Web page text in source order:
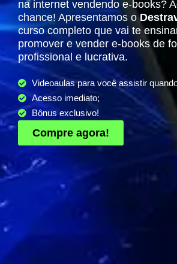
na internet vendendo e-books?
chance! Apresentamos o
curso completo que vai te
promover e vender e-books de
profissional e lucrativa.
Videoaulas para você assistir
Acesso imediato;
Bônus exclusivo!
Compre agora!